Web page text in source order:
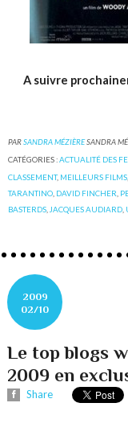
A suivre
PARSANDRA MÉZIÈRESANDRA
CATÉGORIES :ACTUALITÉ DES
CLASSEMENT, MEILLEURS FILMS
TARANTINO DAVID FINCHER
BASTERDS JACQUES AUDIARD
2009
02/10
Le top blogs
2009 en
Share